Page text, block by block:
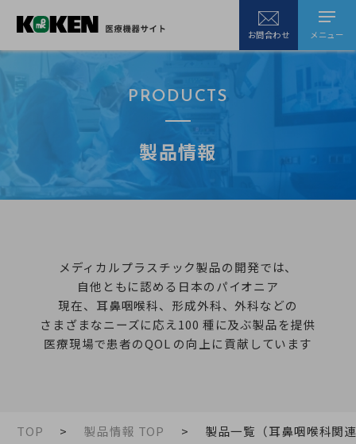
お問合わせ メニュー
PRODUCTS
製品情報
メディカルプラスチック製品の開発では、
自他ともに認める日本のパイオニア
現在、耳鼻咽喉科、形成外科、外科などの
さまざまなニーズに応え100 種に及ぶ製品を提供
医療現場で患者のQOL の向上に貢献しています
TOP 製品情報 TOP 製品一覧（耳鼻咽喉科関